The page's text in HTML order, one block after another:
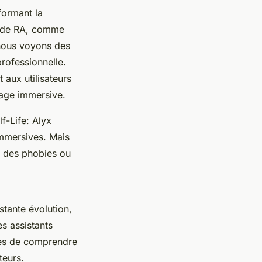
la
RA, comme
voyons des
aux utilisateurs
immersive.
Life: Alyx
Mais
phobies ou
évolution,
assistants
de comprendre